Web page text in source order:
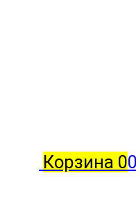
Корзина 0